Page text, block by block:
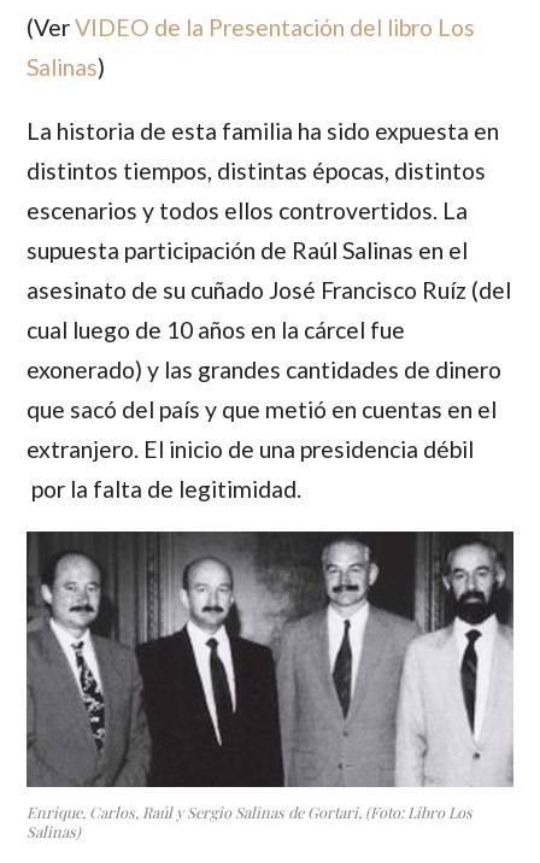
(VerVIDEO de la Presentación del libro Los
Salinas)
La historia de esta familia ha sido expuesta en
distintos tiempos, distintas épocas, distintos
escenarios y todos ellos controvertidos. La
supuesta participación de Raúl Salinas en el
asesinato de su cuñado José Francisco Ruíz (del
cual luego de 10 años en la cárcel fue
exonerado) y las grandes cantidades de dinero
que sacó del país y que metió en cuentas en el
extranjero. El inicio de una presidencia débil
por la falta de legitimidad.
Enrique, Carlos, Raúl y Sergio Salinas de Gortari, (Foto: Libro Los
Salinas)